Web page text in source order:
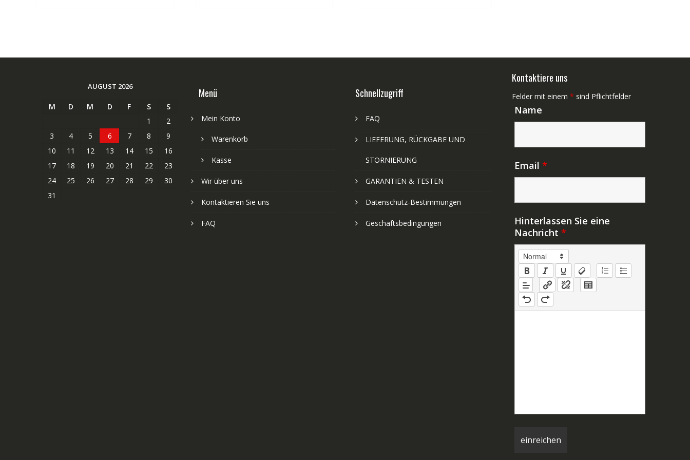
AUGUST 2026
M D M D F S
S
1
2
3
4 5 6 7 8
9
10
11 12 13 14 15
16
17
18 19 20 21 22
23
24
25 26 27 28 29
30
31
Menü
Mein Konto
Warenkorb
Kasse
Wir über uns
Kontaktieren Sie uns
FAQ
Schnellzugriff
FAQ
LIEFERUNG, RÜCKGABE UND
STORNIERUNG
GARANTIEN & TESTEN
Datenschutz-Bestimmungen
Geschäftsbedingungen
Kontaktiere uns
Felder mit einem * sind Pflichtfelder
Name
Email *
Hinterlassen Sie eine
Nachricht *